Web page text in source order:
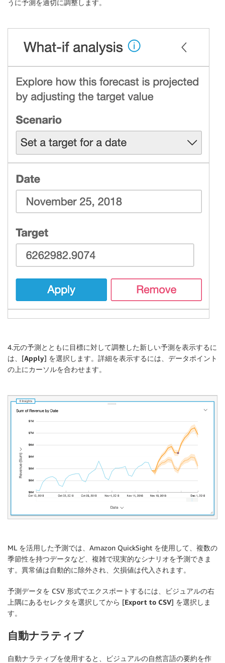
うに予測を適切に調整します。
4.元の予測とともに目標に対して調整した新しい予測を表示するに
は、[Apply] を選択します。詳細を表示するには、データポイント
の上にカーソルを合わせます。
ML を活用した予測では、Amazon QuickSight を使用して、複数の
季節性を持つデータなど、複雑で現実的なシナリオを予測できま
す。異常値は自動的に除外され、欠損値は代入されます。
予測データを CSV 形式でエクスポートするには、ビジュアルの右
上隅にあるセレクタを選択してから [Export to CSV] を選択しま
す。
自動ナラティブ
自動ナラティブを使用すると、ビジュアルの自然言語の要約を作